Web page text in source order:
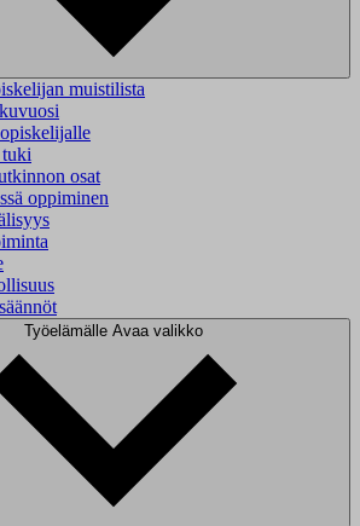
muistilista
osat
oppiminen
Työelämälle Avaa valikko